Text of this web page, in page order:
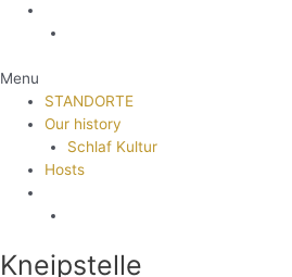
Menu
STANDORTE
Our history
Schlaf Kultur
Hosts
Kneipstelle